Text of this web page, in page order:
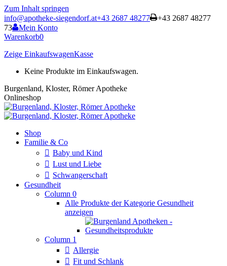
Zum Inhalt springen
info@apotheke-siegendorf.at+43 2687 48277
+43 2687 48277
73
Mein Konto
Warenkorb0
Zeige EinkaufswagenKasse
Keine Produkte im Einkaufswagen.
Burgenland, Kloster, Römer Apotheke
Onlineshop
Shop
Familie & Co
Baby und Kind
Lust und Liebe
Schwangerschaft
Gesundheit
Column 0
Alle Produkte der Kategorie Gesundheit
anzeigen
Column 1
Allergie
Fit und Schlank